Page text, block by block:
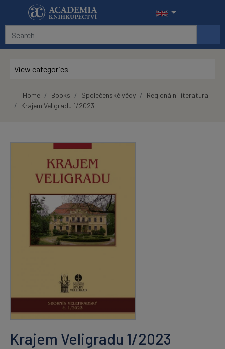
Skip to main content
View categories
Home Books Společenské vědy
Regionální literatura
Krajem Veligradu 1/2023
Krajem Veligradu 1/2023